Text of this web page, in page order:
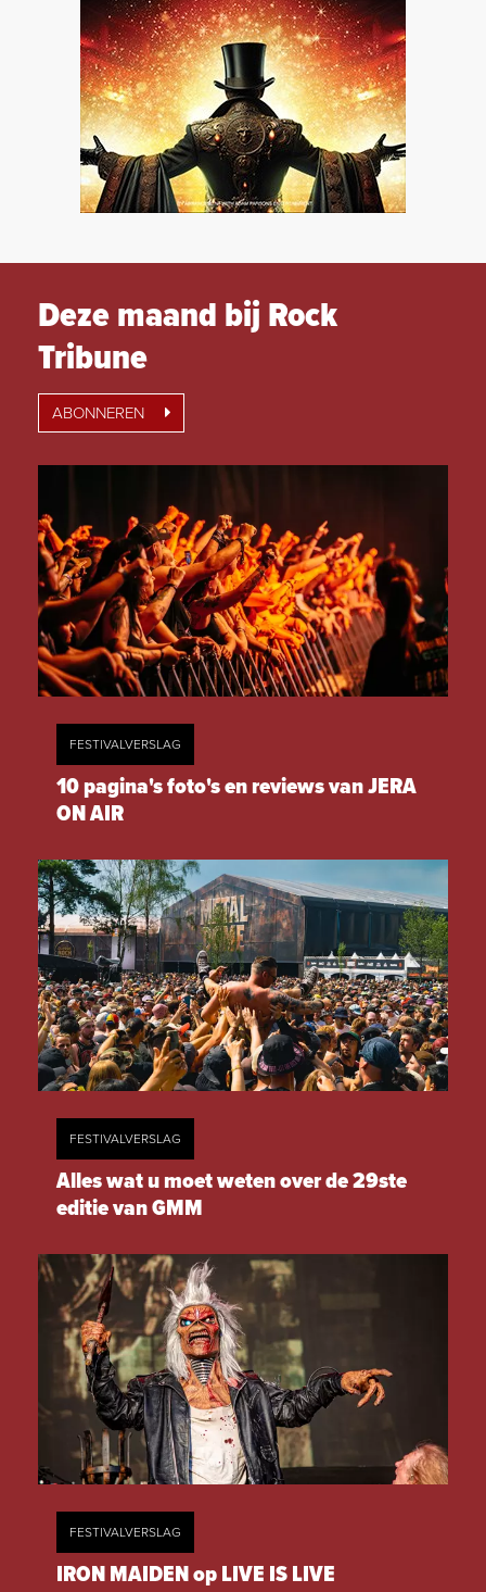
Deze maand bij Rock
Tribune
ABONNEREN
FESTIVALVERSLAG
10 pagina's foto's en reviews van JERA
ON AIR
FESTIVALVERSLAG
Alles wat u moet weten over de 29ste
editie van GMM
FESTIVALVERSLAG
IRON MAIDEN op LIVE IS LIVE